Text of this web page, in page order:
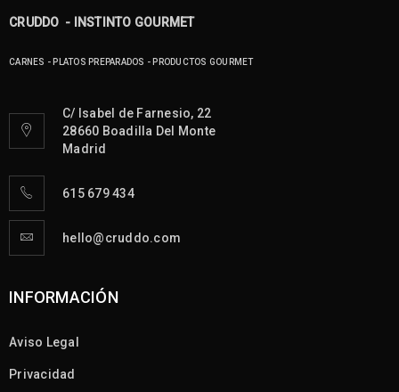
CRUDDO - INSTINTO GOURMET
CARNES - PLATOS PREPARADOS - PRODUCTOS GOURMET
C/ Isabel de Farnesio, 22
28660 Boadilla Del Monte
Madrid
615 679 434
hello@cruddo.com
INFORMACIÓN
Aviso Legal
Privacidad